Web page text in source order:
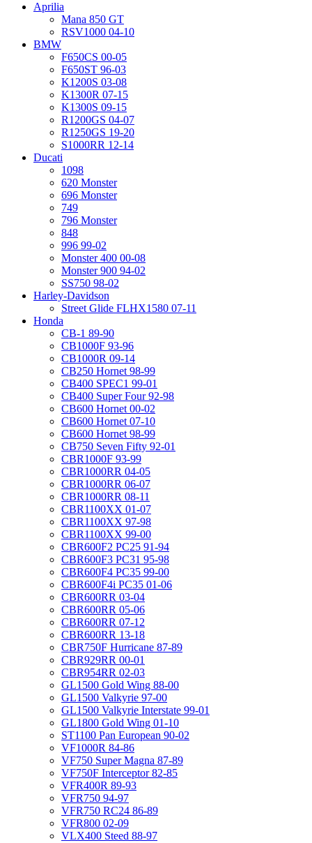
Aprilia
Mana 850 GT
RSV1000 04-10
BMW
F650CS 00-05
F650ST 96-03
K1200S 03-08
K1300R 07-15
K1300S 09-15
R1200GS 04-07
R1250GS 19-20
S1000RR 12-14
Ducati
1098
620 Monster
696 Monster
749
796 Monster
848
996 99-02
Monster 400 00-08
Monster 900 94-02
SS750 98-02
Harley-Davidson
Street Glide FLHX1580 07-11
Honda
CB-1 89-90
CB1000F 93-96
CB1000R 09-14
CB250 Hornet 98-99
CB400 SPEC1 99-01
CB400 Super Four 92-98
CB600 Hornet 00-02
CB600 Hornet 07-10
CB600 Hornet 98-99
CB750 Seven Fifty 92-01
CBR1000F 93-99
CBR1000RR 04-05
CBR1000RR 06-07
CBR1000RR 08-11
CBR1100XX 01-07
CBR1100XX 97-98
CBR1100XX 99-00
CBR600F2 PC25 91-94
CBR600F3 PC31 95-98
CBR600F4 PC35 99-00
CBR600F4i PC35 01-06
CBR600RR 03-04
CBR600RR 05-06
CBR600RR 07-12
CBR600RR 13-18
CBR750F Hurricane 87-89
CBR929RR 00-01
CBR954RR 02-03
GL1500 Gold Wing 88-00
GL1500 Valkyrie 97-00
GL1500 Valkyrie Interstate 99-01
GL1800 Gold Wing 01-10
ST1100 Pan European 90-02
VF1000R 84-86
VF750 Super Magna 87-89
VF750F Interceptor 82-85
VFR400R 89-93
VFR750 94-97
VFR750 RC24 86-89
VFR800 02-09
VLX400 Steed 88-97